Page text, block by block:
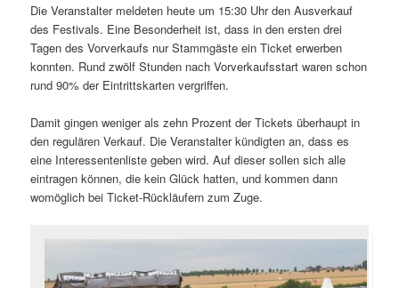
Die Veranstalter meldeten heute um 15:30 Uhr den Ausverkauf
des Festivals. Eine Besonderheit ist, dass in den ersten drei
Tagen des Vorverkaufs nur Stammgäste ein Ticket erwerben
konnten. Rund zwölf Stunden nach Vorverkaufsstart waren schon
rund 90% der Eintrittskarten vergriffen.
Damit gingen weniger als zehn Prozent der Tickets überhaupt in
den regulären Verkauf. Die Veranstalter kündigten an, dass es
eine Interessentenliste geben wird. Auf dieser sollen sich alle
eintragen können, die kein Glück hatten, und kommen dann
womöglich bei Ticket-Rückläufern zum Zuge.